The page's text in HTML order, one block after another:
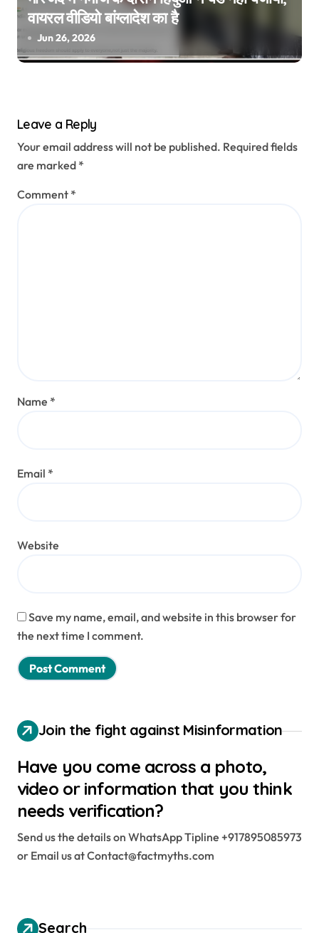
वायरल वीडियो बांग्लादेश का है
Jun 26, 2026
Leave a Reply
Your email address will not be published. Required fields
are marked *
Comment *
Name *
Email *
Website
Save my name, email, and website in this browser for
the next time I comment.
Join the fight against Misinformation
Have you come across a photo,
video or information that you think
needs verification?
Send us the details on WhatsApp Tipline +917895085973
or Email us at Contact@factmyths.com
Search